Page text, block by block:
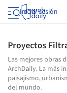
Iniciar sesión
Proyectos
Las mejores obras
ArchDaily. La más
paisajismo,
del mundo.